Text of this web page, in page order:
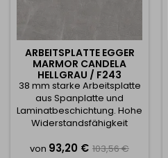
ARBEITSPLATTE EGGER
MARMOR CANDELA
HELLGRAU / F243
38 mm starke Arbeitsplatte
aus Spanplatte und
Laminatbeschichtung. Hohe
Widerstandsfähigkeit
Beanspruchung oder hohe
von Preis
93,20 € Verkaufspreis
103,56 €